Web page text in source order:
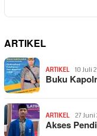
ARTIKEL
ARTIKEL 10 Juli
Buku
ARTIKEL 27
Akses